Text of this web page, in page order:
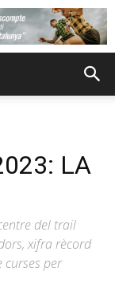
LA
del trail
xifra rècord
curses per